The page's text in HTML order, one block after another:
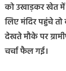
को उखाड़कर खेत में
लिए मंदिर पहुंचे
देखते मौके पर
चर्चा फैल गई।